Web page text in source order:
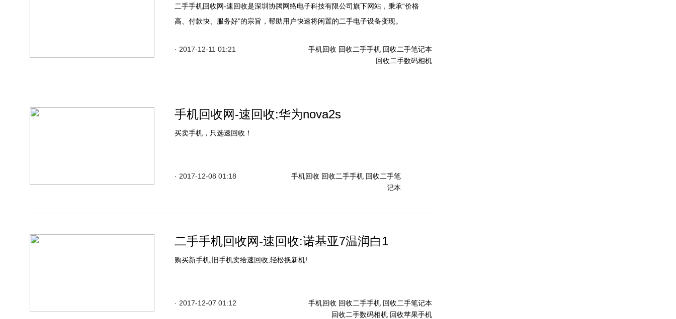
二手手机回收网-速回收是深圳协腾网络电子科技有限公司旗下网站，秉承“价格
高、付款快、服务好”的宗旨，帮助用户快速将闲置的二手电子设备变现。
· 2017-12-11 01:21 手机回收 回收二手手机 回收二手笔记本
回收二手数码相机
手机回收网-速回收:华为nova2s
买卖手机，只选速回收！
· 2017-12-08 01:18 手机回收 回收二手手机 回收二手笔
记本
二手手机回收网-速回收:诺基亚7温润白1
购买新手机,旧手机卖给速回收,轻松换新机!
· 2017-12-07 01:12 手机回收 回收二手手机 回收二手笔记本
回收二手数码相机 回收苹果手机